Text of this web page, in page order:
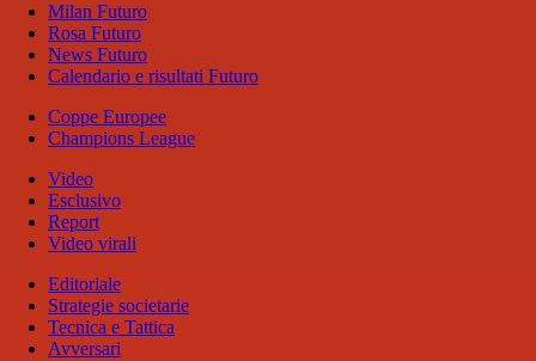
Milan Futuro
Rosa Futuro
News Futuro
Calendario e risultati Futuro
Coppe Europee
Champions League
Video
Esclusivo
Report
Video virali
Editoriale
Strategie societarie
Tecnica e Tattica
Avversari